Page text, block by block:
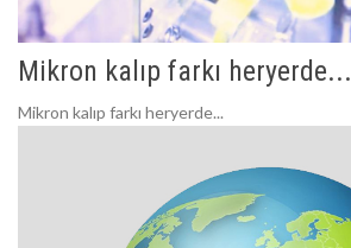
Mikron kalıp farkı heryerde...
Mikron kalıp farkı heryerde...